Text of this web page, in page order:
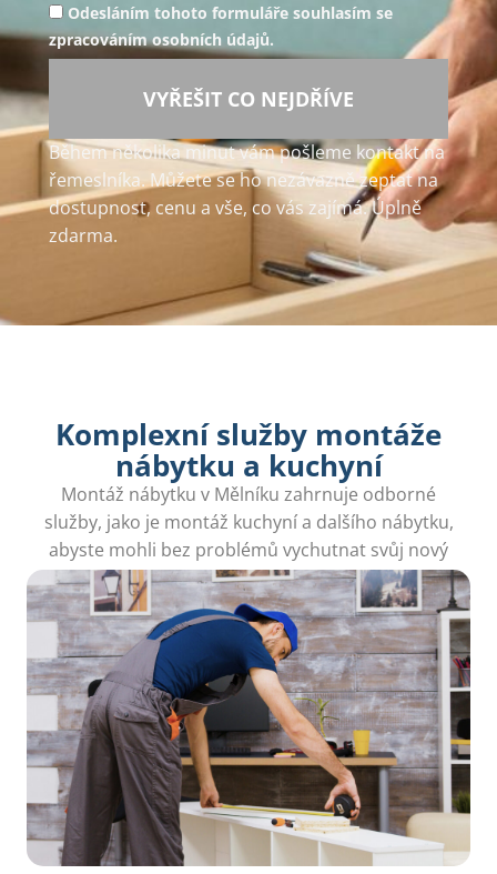
Odesláním tohoto formuláře souhlasím se
zpracováním osobních údajů.
VYŘEŠIT CO NEJDŘÍVE
Během několika minut vám pošleme kontakt na
řemeslníka. Můžete se ho nezávazně zeptat na
dostupnost, cenu a vše, co vás zajímá. Úplně
zdarma.
Komplexní služby montáže
nábytku a kuchyní
Montáž nábytku v Mělníku zahrnuje odborné
služby, jako je montáž kuchyní a dalšího nábytku,
abyste mohli bez problémů vychutnat svůj nový
interiér.